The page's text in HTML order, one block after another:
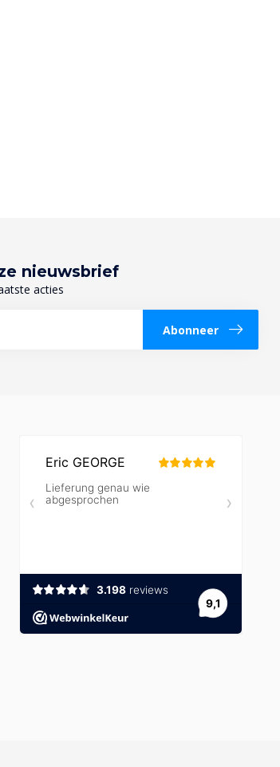
nieuwsbrief
acties
Abonneer